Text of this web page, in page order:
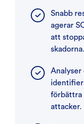
Snabb
agerar
att
skadorna.
Analyser
förbättra
attacker.